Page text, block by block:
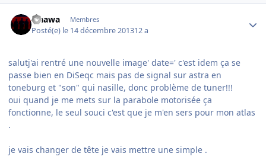
waawa Membres
Posté(e) le 14 décembre 201312 a
salutj'ai rentré une nouvelle image' date=' c'est idem ça se
passe bien en DiSeqc mais pas de signal sur astra en
toneburg et "son" qui nasille, donc problème de tuner!!!
oui quand je me mets sur la parabole motorisée ça
fonctionne, le seul souci c'est que je m'en sers pour mon atlas
.
je vais changer de tête je vais mettre une simple .